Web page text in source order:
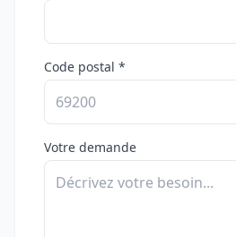
Code postal *
Votre demande